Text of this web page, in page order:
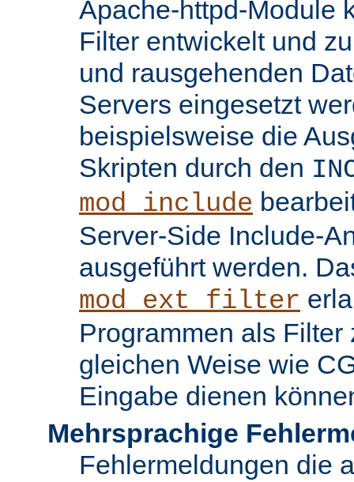
Apache-httpd-Module
Filter entwickelt und
und rausgehenden
Servers eingesetzt
beispielsweise die
Skripten durch den
mod_include
Server-Side Include-
ausgeführt werden.
mod_ext_filter
Programmen als Filter
gleichen Weise wie
Eingabe dienen
Mehrsprachige
Fehlermeldungen die